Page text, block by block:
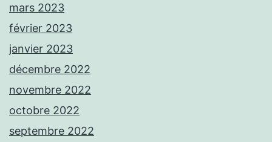
mars 2023
février 2023
janvier 2023
décembre 2022
novembre 2022
octobre 2022
septembre 2022